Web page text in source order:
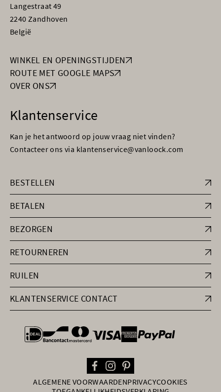
Langestraat 49
2240 Zandhoven
België
WINKEL EN OPENINGSTIJDEN
ROUTE MET GOOGLE MAPS
OVER ONS
Klantenservice
Kan je het antwoord op jouw vraag niet vinden?
Contacteer ons via klantenservice@vanloock.com
BESTELLEN
BETALEN
BEZORGEN
RETOURNEREN
RUILEN
KLANTENSERVICE CONTACT
general.paymentOptions
ALGEMENE VOORWAARDENPRIVACYCOOKIES